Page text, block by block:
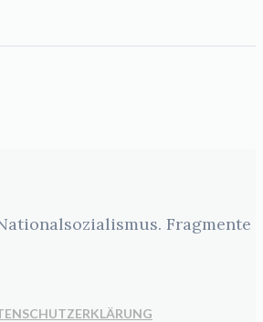
Fragmente